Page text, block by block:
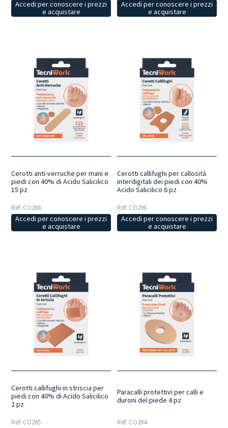
Accedi per conoscere i prezzi
e acquistare
Accedi per conoscere i prezzi
e acquistare
Cerotti anti-verruche per mani e
piedi con 40% di Acido Salicilico
15 pz
Ref: CO288
Accedi per conoscere i prezzi
e acquistare
Cerotti callifughi per callosità
interdigitali dei piedi con 40%
Acido Salicilico 6 pz
Ref: CO296
Accedi per conoscere i prezzi
e acquistare
Cerotti callifughi in striscia per
piedi con 40% di Acido Salicilico
2 pz
Ref: CO285
Paracalli protettivi per calli e
duroni del piede 4 pz
Ref: CO284